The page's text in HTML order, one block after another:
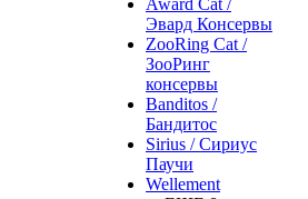
Award Cat /
Эвард Консервы
ZooRing Cat /
ЗооРинг
консервы
Banditos /
Бандитос
Sirius / Сириус
Паучи
Wellement